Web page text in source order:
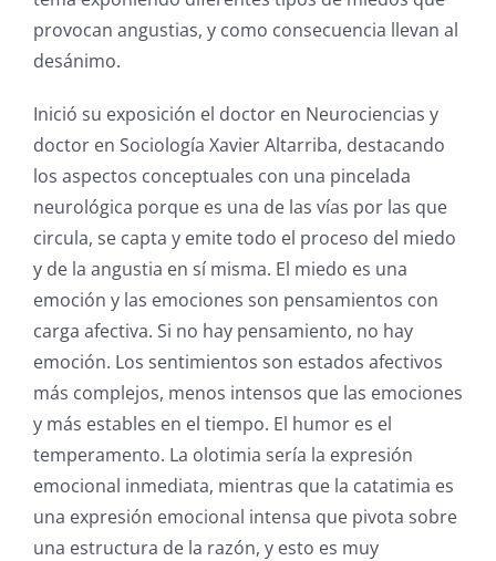
provocan angustias, y como consecuencia llevan al
desánimo.
Inició su exposición el doctor en Neurociencias y
doctor en Sociología Xavier Altarriba, destacando
los aspectos conceptuales con una pincelada
neurológica porque es una de las vías por las que
circula, se capta y emite todo el proceso del miedo
y de la angustia en sí misma. El miedo es una
emoción y las emociones son pensamientos con
carga afectiva. Si no hay pensamiento, no hay
emoción. Los sentimientos son estados afectivos
más complejos, menos intensos que las emociones
y más estables en el tiempo. El humor es el
temperamento. La olotimia sería la expresión
emocional inmediata, mientras que la catatimia es
una expresión emocional intensa que pivota sobre
una estructura de la razón, y esto es muy